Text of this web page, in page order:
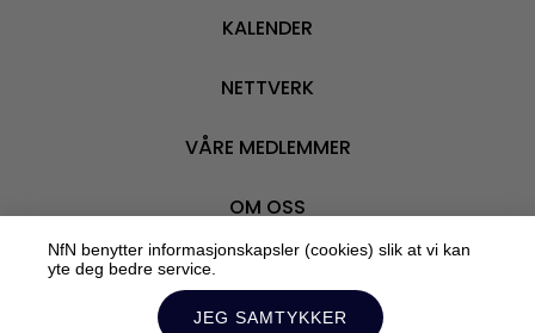
KALENDER
NETTVERK
VÅRE MEDLEMMER
OM OSS
NfN benytter informasjonskapsler (cookies) slik at vi kan
yte deg bedre service.
JEG SAMTYKKER